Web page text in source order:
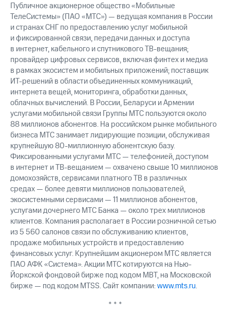
Публичное акционерное общество «Мобильные
ТелеСистемы» (ПАО «МТС») — ведущая компания в России
и странах СНГ по предоставлению услуг мобильной
и фиксированной связи, передачи данных и доступа
в интернет, кабельного и спутникового ТВ-вещания;
провайдер цифровых сервисов, включая финтех и медиа
в рамках экосистем и мобильных приложений; поставщик
ИТ-решений в области объединенных коммуникаций,
интернета вещей, мониторинга, обработки данных,
облачных вычислений. В России, Беларуси и Армении
услугами мобильной связи Группы МТС пользуются около
88 миллионов абонентов. На российском рынке мобильного
бизнеса МТС занимает лидирующие позиции, обслуживая
крупнейшую 80-миллионную абонентскую базу.
Фиксированными услугами МТС — телефонией, доступом
в интернет и ТВ-вещанием — охвачено свыше 10 миллионов
домохозяйств, сервисами платного ТВ в различных
средах — более девяти миллионов пользователей,
экосистемными сервисами — 11 миллионов абонентов,
услугами дочернего МТС Банка — около трех миллионов
клиентов. Компания располагает в России розничной сетью
из 5 560 салонов связи по обслуживанию клиентов,
продаже мобильных устройств и предоставлению
финансовых услуг. Крупнейшим акционером МТС является
ПАО АФК «Система». Акции МТС котируются на Нью-
Йоркской фондовой бирже под кодом MBT, на Московской
бирже — под кодом MTSS. Сайт компании:www.mts.ru.
* * *